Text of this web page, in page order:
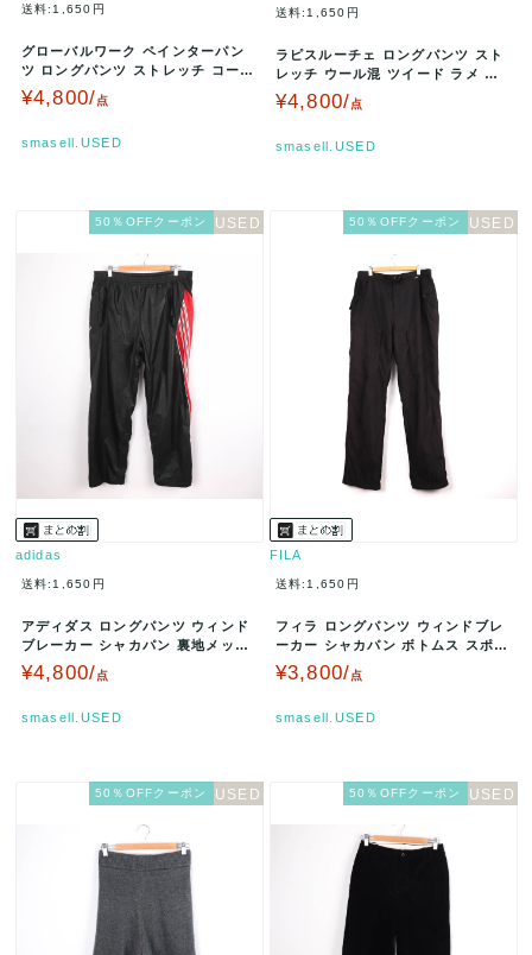
送料:1,650円
グローバルワーク ペインターパン
ツ ロングパンツ ストレッチ コーデ
ュロイ 無地 ボトムス レディー…
¥4,800/点
smasell.USED
送料:1,650円
ラピスルーチェ ロングパンツ スト
レッチ ウール混 ツイード ラメ 卒
業 卒園 ボトムス 黒 レディ…
¥4,800/点
smasell.USED
50％OFFクーポン
adidas
送料:1,650円
アディダス ロングパンツ ウィンド
ブレーカー シャカパン 裏地メッシ
ュ ボトムス スポーツウェア メ…
¥4,800/点
smasell.USED
50％OFFクーポン
FILA
送料:1,650円
フィラ ロングパンツ ウィンドブレ
ーカー シャカパン ボトムス スポー
ツウェア 日本製 大きいサイズ…
¥3,800/点
smasell.USED
50％OFFクーポン 50％OFFクーポン